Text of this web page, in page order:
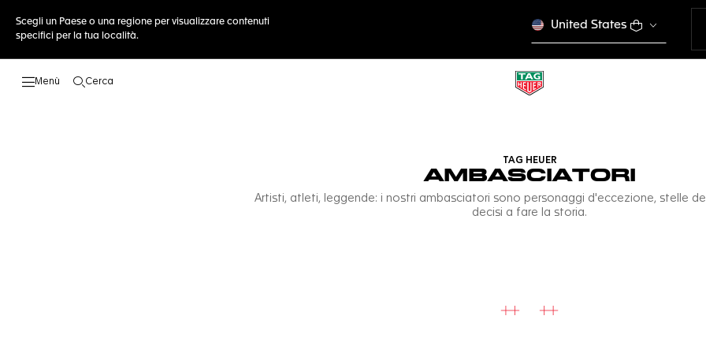
Scegli un Paese o una regione per visualizzare contenuti
specifici per la tua località.
United States
Cerca